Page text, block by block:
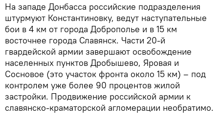
На западе Донбасса российские подразделения
штурмуют Константиновку, ведут наступательные
бои в 4 км от города Доброполье и в 15 км
восточнее города Славянск. Части 20-й
гвардейской армии завершают освобождение
населенных пунктов Дробышево, Яровая и
Сосновое (это участок фронта около 15 км) – под
контролем уже более 90 процентов жилой
застройки. Продвижение российской армии к
славянско-краматорской агломерации необратимо.